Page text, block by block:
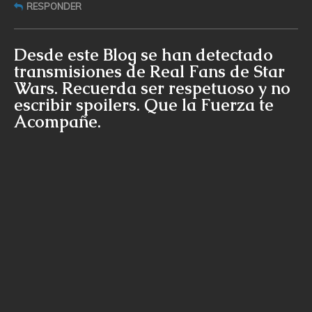
RESPONDER
Desde este Blog se han detectado
transmisiones de Real Fans de Star
Wars. Recuerda ser respetuoso y no
escribir spoilers. Que la Fuerza te
Acompañe.